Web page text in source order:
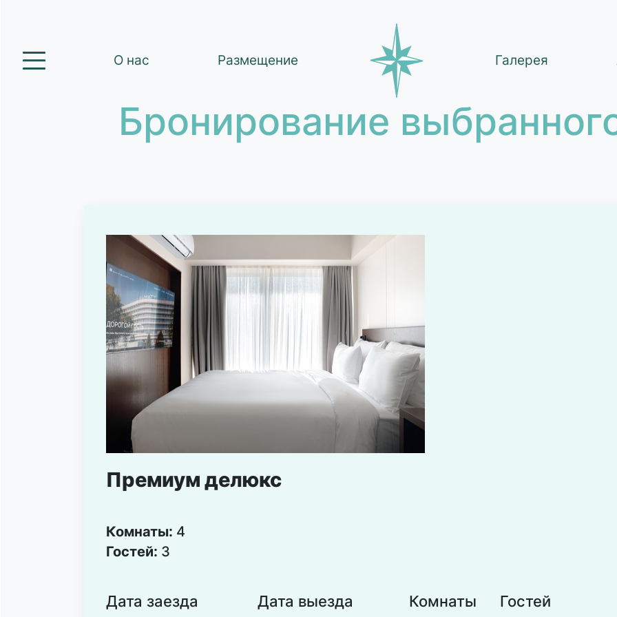
О нас Размещение Галерея
Бронирование
Премиум делюкс
Комнаты: 4
Гостей: 3
Дата заезда Дата выезда Комнаты Гостей